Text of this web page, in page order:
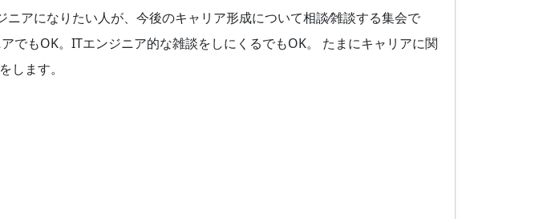
ニアになりたい人が、今後のキャリア形成について相談⁄雑談する集会で
でもOK。ITエンジニア的な雑談をしにくるでもOK。 たまにキャリアに関
します。